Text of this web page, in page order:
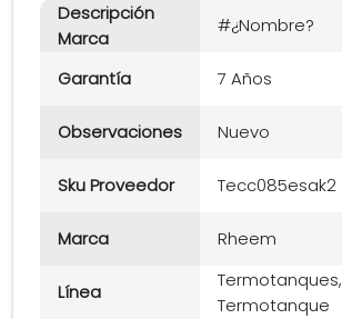
Descripción
Marca
#¿Nombre?
Garantía 7 Años
Observaciones Nuevo
Sku Proveedor Tecc085esak2
Marca Rheem
Línea
Termotanques,
Termotanque